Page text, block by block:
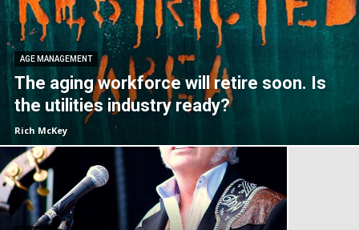
AGE MANAGEMENT
The aging workforce will retire soon. Is
the utilities industry ready?
Rich McKey